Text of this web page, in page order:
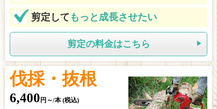
剪定してもっと成長させたい
剪定の料金はこちら
伐採・抜根
6,400 円～/本 (税込)